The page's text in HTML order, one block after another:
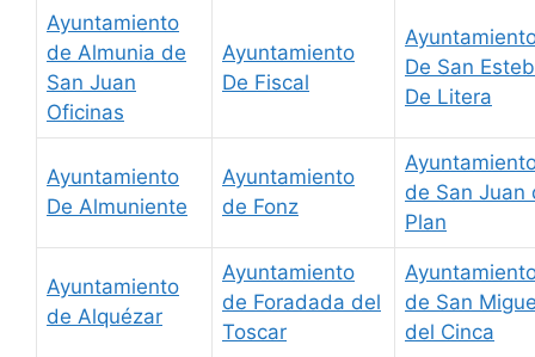
Ayuntamiento
de Almunia de
San Juan
Oficinas
Ayuntamiento
De Fiscal
De San
De Litera
Ayuntamiento
De Almuniente
Ayuntamiento
de Fonz
de San Juan
Plan
Ayuntamiento
de Alquézar
Ayuntamiento
de Foradada del
Toscar
de San
del Cinca